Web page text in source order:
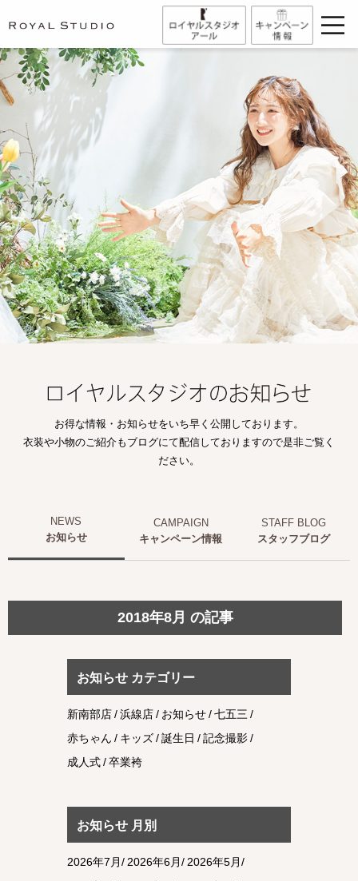
お得な情報・お知らせをいち早く公開しております。
衣装や小物のご紹介もブログにて配信しておりますので是非ご覧く
ださい。
お知らせ キャンペーン情報 スタッフブログ
2018年8月 の記事
お知らせ カテゴリー
新南部店 浜線店 お知らせ
七五三
赤ちゃん
キッズ 誕生日
記念撮影
成人式
卒業袴
お知らせ 月別
2026年7月 2026年6月
2026年5月